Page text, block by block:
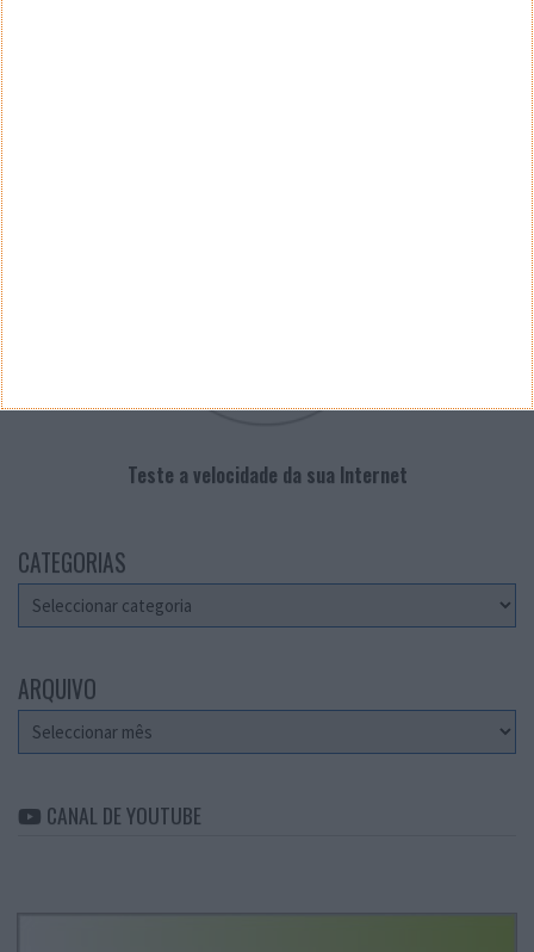
Teste a velocidade da sua Internet
CATEGORIAS
Categorias
ARQUIVO
Arquivo
CANAL DE YOUTUBE